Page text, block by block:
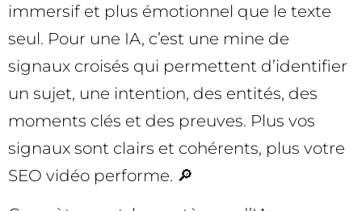
immersif et plus émotionnel que le texte
seul. Pour une IA, c’est une mine de
signaux croisés qui permettent d’identifier
un sujet, une intention, des entités, des
moments clés et des preuves. Plus vos
signaux sont clairs et cohérents, plus votre
SEO vidéo performe. 🔎